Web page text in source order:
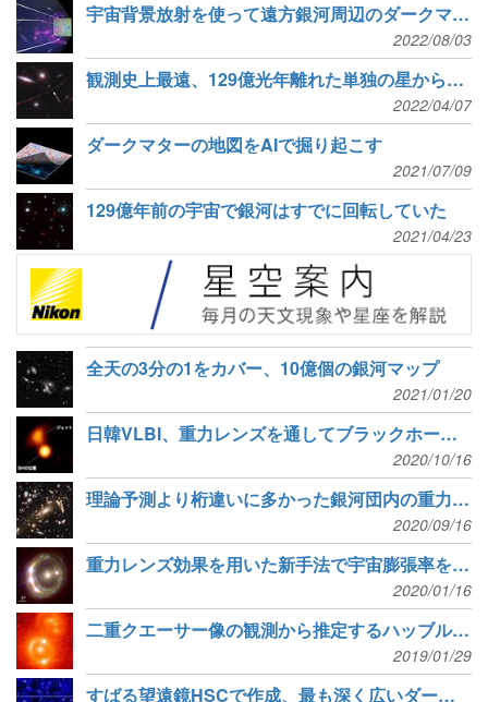
宇宙背景放射を使って遠方銀河周辺のダークマターを検出
2022/08/03
観測史上最遠、129億光年離れた単独の星からの光を検出
2022/04/07
ダークマターの地図をAIで掘り起こす
2021/07/09
129億年前の宇宙で銀河はすでに回転していた
2021/04/23
全天の3分の1をカバー、10億個の銀河マップ
2021/01/20
日韓VLBI、重力レンズを通してブラックホールのジェットを観測
2020/10/16
理論予測より桁違いに多かった銀河団内の重力レンズ
2020/09/16
重力レンズ効果を用いた新手法で宇宙膨張率を測定
2020/01/16
二重クエーサー像の観測から推定するハッブル定数
2019/01/29
すばる望遠鏡HSCで作成、最も深く広いダークマターの3次元分布図